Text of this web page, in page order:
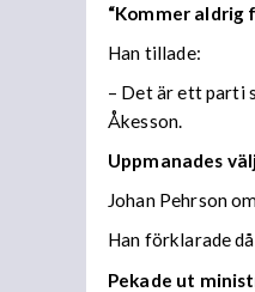
“Kommer aldrig
Han tillade:
– Det är ett parti
Åkesson.
Uppmanades
Johan Pehrson
Han förklarade
Pekade ut